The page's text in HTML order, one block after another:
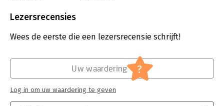
Uitgever:
Lezersrecensies
Wees de eerste die een lezersrecensie schrijft!
Uw waardering ?
Log in om uw waardering te geven